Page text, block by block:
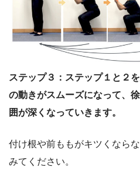
ステップ３：ステップ１と２
の動きがスムーズになって、
囲が深くなっていきます。
付け根や前ももがキツくなら
みてください。